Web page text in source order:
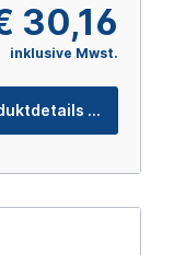
30,16
inklusive Mwst.
Produktdetails